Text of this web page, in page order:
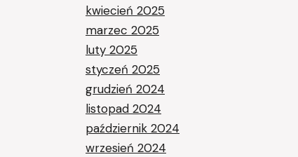
kwiecień 2025
marzec 2025
luty 2025
styczeń 2025
grudzień 2024
listopad 2024
październik 2024
wrzesień 2024